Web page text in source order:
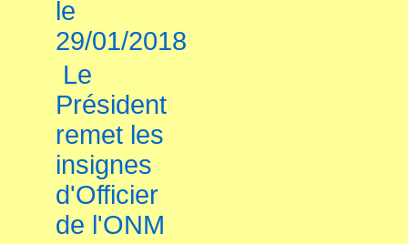
le
29/01/2018
Le
Président
remet les
insignes
d'Officier
de l'ONM